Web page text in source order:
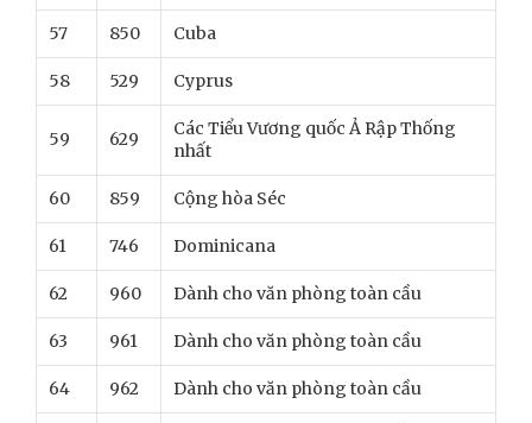
57 850 Cuba
58 529 Cyprus
59 629
Các Tiểu Vương quốc Ả Rập Thống
nhất
60 859 Cộng hòa Séc
61 746 Dominicana
62 960 Dành cho văn phòng toàn cầu
63 961 Dành cho văn phòng toàn cầu
64 962 Dành cho văn phòng toàn cầu